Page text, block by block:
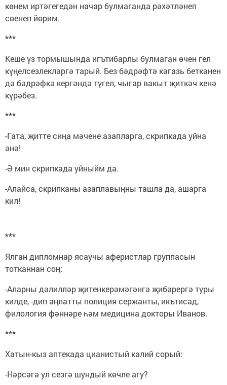
көнем иртәгегедән начар булмаганда рәхәтләнеп
сөенеп йөрим.
***
Кеше үз тормышында игътибарлы булмаган өчен гел
күңелсезлекләргә тарый. Без бәдрәфтә кәгазь беткәнен
дә бәдрәфкә кергәндә түгел, чыгар вакыт җиткәч кенә
күрәбез.
***
-Гата, җитте сиңа мәчене азапларга, скрипкада уйна
әнә!
-Ә мин скрипкада уйныйм да.
-Алайса, скрипканы азаплавыңны ташла да, ашарга
кил!
***
Ялган дипломнар ясаучы аферистлар группасын
тотканнан соң:
-Аларны дәлилләр җитенкерәмәгәнгә җибәрергә туры
килде, -дип аңлатты полиция сержанты, икътисад,
филология фәннәре һәм медицина докторы Иванов.
***
Хатын-кыз аптекада цианистый калий сорый:
-Нәрсәгә ул сезгә шундый көчле агу?